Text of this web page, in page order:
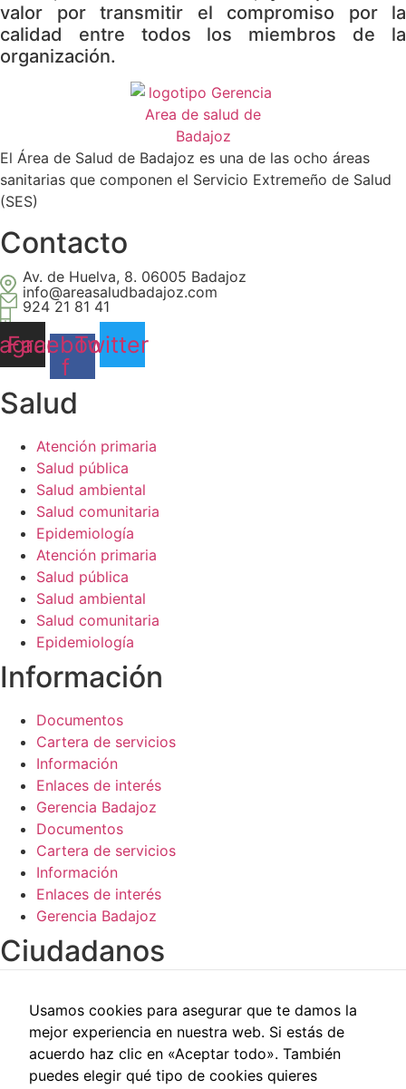
valor por transmitir el compromiso por la
calidad entre todos los miembros de la
organización.
El Área de Salud de Badajoz es una de las ocho áreas
sanitarias que componen el Servicio Extremeño de Salud
(SES)
Contacto
Av. de Huelva, 8. 06005 Badajoz
info@areasaludbadajoz.com
924 21 81 41
Facebook-
f
Twitter
Salud​
Atención primaria
Salud pública
Salud ambiental
Salud comunitaria
Epidemiología
Atención primaria
Salud pública
Salud ambiental
Salud comunitaria
Epidemiología
Información​
Documentos
Cartera de servicios
Información
Enlaces de interés
Gerencia Badajoz
Documentos
Cartera de servicios
Información
Enlaces de interés
Gerencia Badajoz
Ciudadanos​
Centros de salud
Trabajo social
Reclamaciones
Cita previa
Usamos cookies para asegurar que te damos la
mejor experiencia en nuestra web. Si estás de
acuerdo haz clic en «Aceptar todo». También
puedes elegir qué tipo de cookies quieres